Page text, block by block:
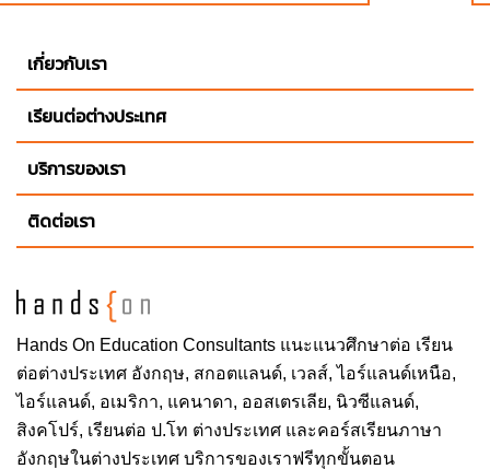
Hands On Education Consultants แนะแนวศึกษาต่อ เรียน
ต่อต่างประเทศ อังกฤษ, สกอตแลนด์, เวลส์, ไอร์แลนด์เหนือ,
ไอร์แลนด์, อเมริกา, แคนาดา, ออสเตรเลีย, นิวซีแลนด์,
สิงคโปร์, เรียนต่อ ป.โท ต่างประเทศ และคอร์สเรียนภาษา
อังกฤษในต่างประเทศ บริการของเราฟรีทุกขั้นตอน
เกี่ยวกับเรา
เรียนต่อต่างประเทศ
บริการของเรา
ติดต่อเรา